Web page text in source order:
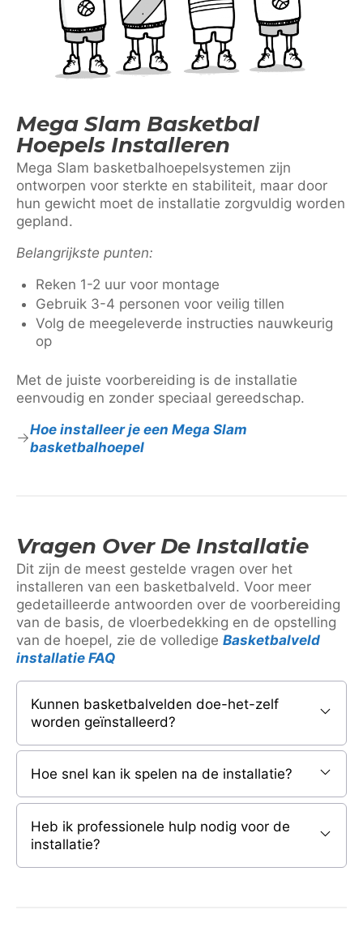
Mega Slam Basketbal
Hoepels Installeren
Mega Slam basketbalhoepelsystemen zijn
ontworpen voor sterkte en stabiliteit, maar door
hun gewicht moet de installatie zorgvuldig worden
gepland.
Belangrijkste punten:
Reken 1-2 uur voor montage
Gebruik 3-4 personen voor veilig tillen
Volg de meegeleverde instructies nauwkeurig
op
Met de juiste voorbereiding is de installatie
eenvoudig en zonder speciaal gereedschap.
Hoe installeer je een Mega Slam
basketbalhoepel
Vragen Over De Installatie
Dit zijn de meest gestelde vragen over het
installeren van een basketbalveld. Voor meer
gedetailleerde antwoorden over de voorbereiding
van de basis, de vloerbedekking en de opstelling
van de hoepel, zie de volledige Basketbalveld
installatie FAQ
Kunnen basketbalvelden doe-het-zelf
worden geïnstalleerd?
Hoe snel kan ik spelen na de installatie?
Heb ik professionele hulp nodig voor de
installatie?